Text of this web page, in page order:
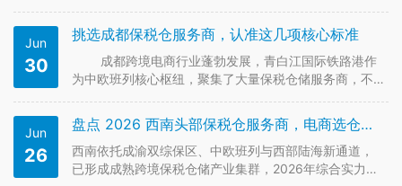
形收费等问题。结合2026年本地供应链行业现状，为跨
境卖家整理出筛选成都靠谱保税仓服务商的五大核心标
准，精准规避合作踩坑，具体如下…
Jun
30
挑选成都保税仓服务商，认准这几项核心标准
成都跨境电商行业蓬勃发展，青白江国际铁路港作
为中欧班列核心枢纽，聚集了大量保税仓储服务商，不
问题，挑选靠谱服务商要从区位资质、仓储实力、履约
能力、全链路配套四大维度综合甄别，给本地及全国跨
境商家实用筛选思路。…
Jun
26
盘点 2026 西南头部保税仓服务商，电商选仓必看
西南依托成渝双综保区、中欧班列与西部陆海新通道，
已形成成熟跨境保税仓储产业集群，2026年综合实力靠